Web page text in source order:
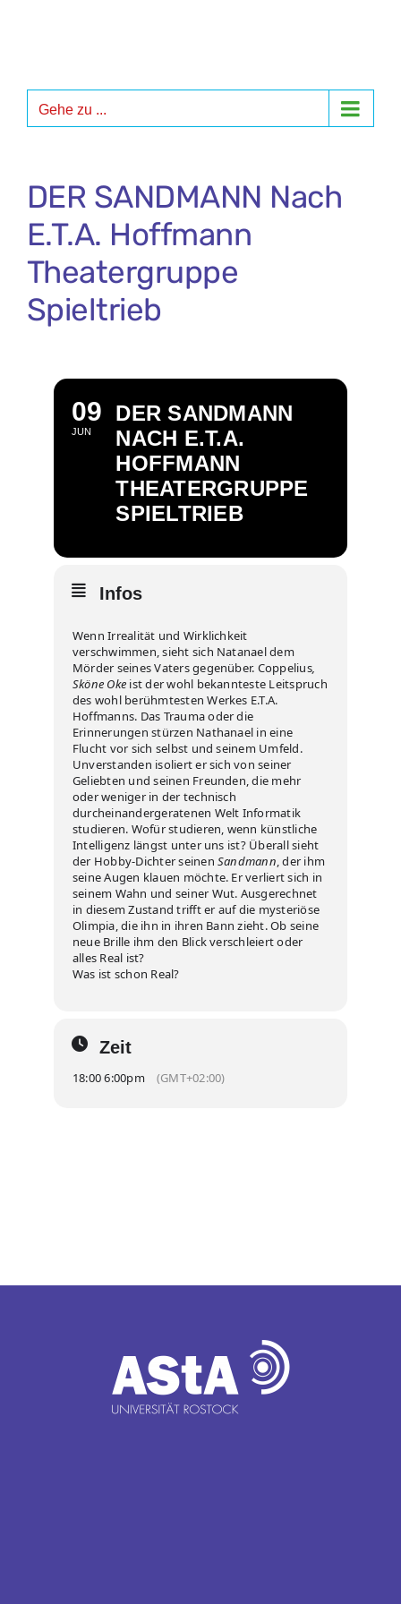
Gehe zu ...
DER SANDMANN Nach
E.T.A. Hoffmann
Theatergruppe
Spieltrieb
09
JUN
DER SANDMANN
NACH E.T.A.
HOFFMANN
THEATERGRUPPE
SPIELTRIEB
Infos
Wenn Irrealität und Wirklichkeit
verschwimmen, sieht sich Natanael dem
Mörder seines Vaters gegenüber. Coppelius‚
Sköne Oke ist der wohl bekannteste Leitspruch
des wohl berühmtesten Werkes E.T.A.
Hoffmanns. Das Trauma oder die
Erinnerungen stürzen Nathanael in eine
Flucht vor sich selbst und seinem Umfeld.
Unverstanden isoliert er sich von seiner
Geliebten und seinen Freunden, die mehr
oder weniger in der technisch
durcheinandergeratenen Welt Informatik
studieren. Wofür studieren, wenn künstliche
Intelligenz längst unter uns ist? Überall sieht
der Hobby-Dichter seinen Sandmann, der ihm
seine Augen klauen möchte. Er verliert sich in
seinem Wahn und seiner Wut. Ausgerechnet
in diesem Zustand trifft er auf die mysteriöse
Olimpia, die ihn in ihren Bann zieht. Ob seine
neue Brille ihm den Blick verschleiert oder
alles Real ist?
Was ist schon Real?
Zeit
18:00 6:00pm (GMT+02:00)